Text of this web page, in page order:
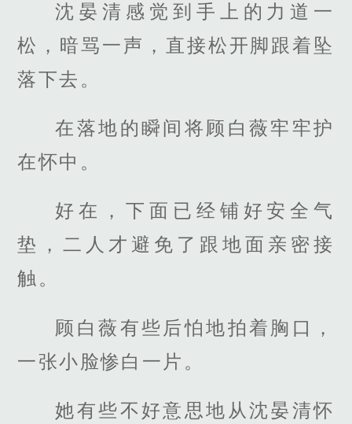
沈晏清感觉到手上的力道一
松，暗骂一声，直接松开脚跟着坠
落下去。
在落地的瞬间将顾白薇牢牢护
在怀中。
好在，下面已经铺好安全气
垫，二人才避免了跟地面亲密接
触。
顾白薇有些后怕地拍着胸口，
一张小脸惨白一片。
她有些不好意思地从沈晏清怀